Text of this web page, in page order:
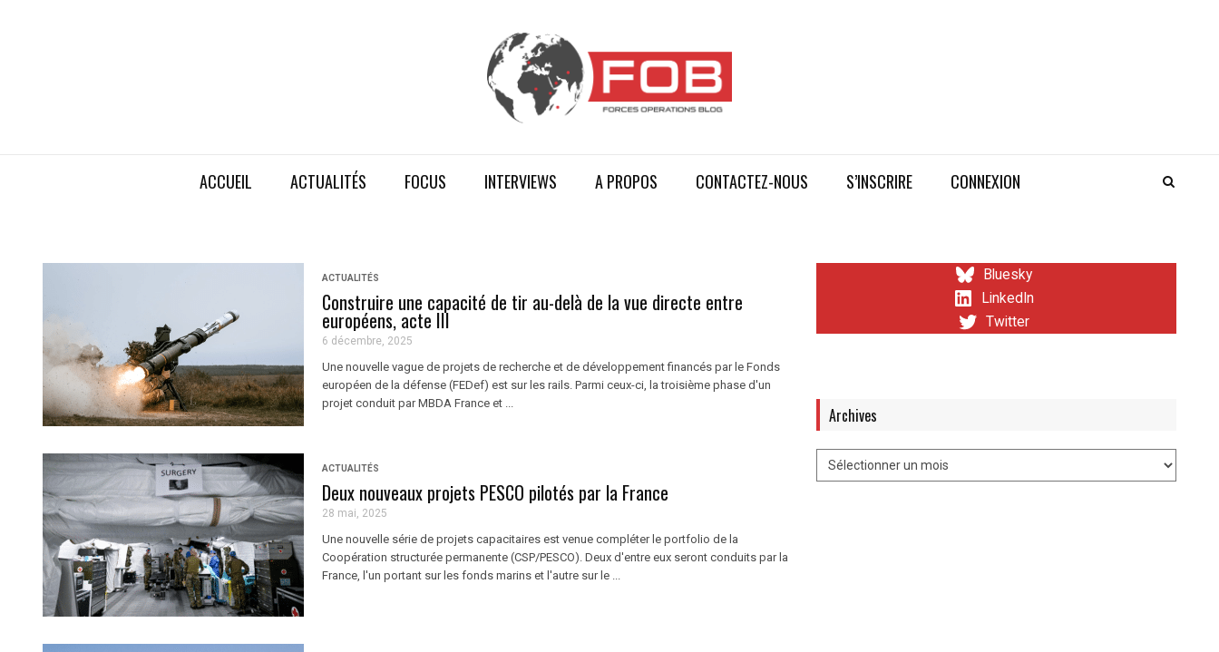
ACCUEIL ACTUALITÉS FOCUS INTERVIEWS A PROPOS CONTACTEZ-NOUS S’INSCRIRE CONNEXION
ACTUALITÉS
Construire une capacité de tir au-delà de la vue directe entre
européens, acte III
6 décembre, 2025
Une nouvelle vague de projets de recherche et de développement financés par le Fonds
européen de la défense (FEDef) est sur les rails. Parmi ceux-ci, la troisième phase d'un
projet conduit par MBDA France et ...
ACTUALITÉS
Deux nouveaux projets PESCO pilotés par la France
28 mai, 2025
Une nouvelle série de projets capacitaires est venue compléter le portfolio de la
Coopération structurée permanente (CSP/PESCO). Deux d'entre eux seront conduits par la
France, l'un portant sur les fonds marins et l'autre sur le ...
Bluesky
LinkedIn
Twitter
Archives